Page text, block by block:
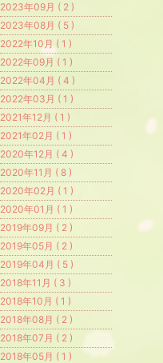
2023年09月 ( 2 )
2023年08月 ( 5 )
2022年10月 ( 1 )
2022年09月 ( 1 )
2022年04月 ( 4 )
2022年03月 ( 1 )
2021年12月 ( 1 )
2021年02月 ( 1 )
2020年12月 ( 4 )
2020年11月 ( 8 )
2020年02月 ( 1 )
2020年01月 ( 1 )
2019年09月 ( 2 )
2019年05月 ( 2 )
2019年04月 ( 5 )
2018年11月 ( 3 )
2018年10月 ( 1 )
2018年08月 ( 2 )
2018年07月 ( 2 )
2018年05月 ( 1 )